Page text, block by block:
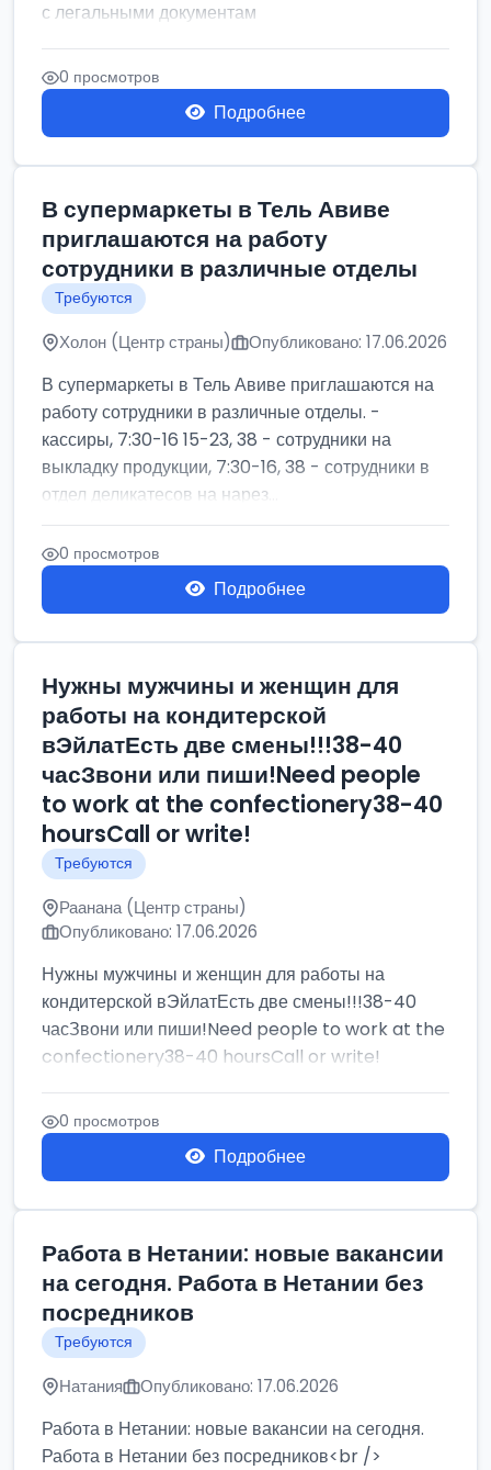
с легальными документам
0 просмотров
Подробнее
В супермаркеты в Тель Авиве
приглашаются на работу
сотрудники в различные отделы
Требуются
Холон (Центр страны) Опубликовано: 17.06.2026
В супермаркеты в Тель Авиве приглашаются на
работу сотрудники в различные отделы. -
кассиры, 7:30-16 15-23, 38 - сотрудники на
выкладку продукции, 7:30-16, 38 - сотрудники в
отдел деликатесов на нарез...
0 просмотров
Подробнее
Нужны мужчины и женщин для
работы на кондитерской
вЭйлатЕсть две смены!!!38-40
часЗвони или пиши!Need people
to work at the confectionery38-40
hoursCall or write!
Требуются
Раанана (Центр страны)
Опубликовано: 17.06.2026
Нужны мужчины и женщин для работы на
кондитерской вЭйлатЕсть две смены!!!38-40
часЗвони или пиши!Need people to work at the
confectionery38-40 hoursCall or write!
0 просмотров
Подробнее
Работа в Нетании: новые вакансии
на сегодня. Работа в Нетании без
посредников
Требуются
Натания Опубликовано: 17.06.2026
Работа в Нетании: новые вакансии на сегодня.
Работа в Нетании без посредников<br />